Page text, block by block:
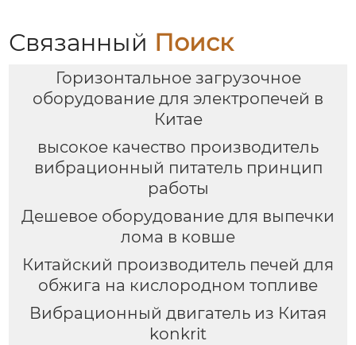
Связанный Поиск
Горизонтальное загрузочное
оборудование для электропечей в
Китае
высокое качество производитель
вибрационный питатель принцип
работы
Дешевое оборудование для выпечки
лома в ковше
Китайский производитель печей для
обжига на кислородном топливе
Вибрационный двигатель из Китая
konkrit